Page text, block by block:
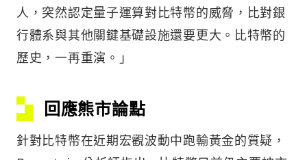
人，突然認定量子運算對比特幣的威脅，比對銀
行體系與其他關鍵基礎設施還要更大。比特幣的
歷史，一再重演。」
回應熊市論點
針對比特幣在近期宏觀波動中跑輸黃金的質疑，